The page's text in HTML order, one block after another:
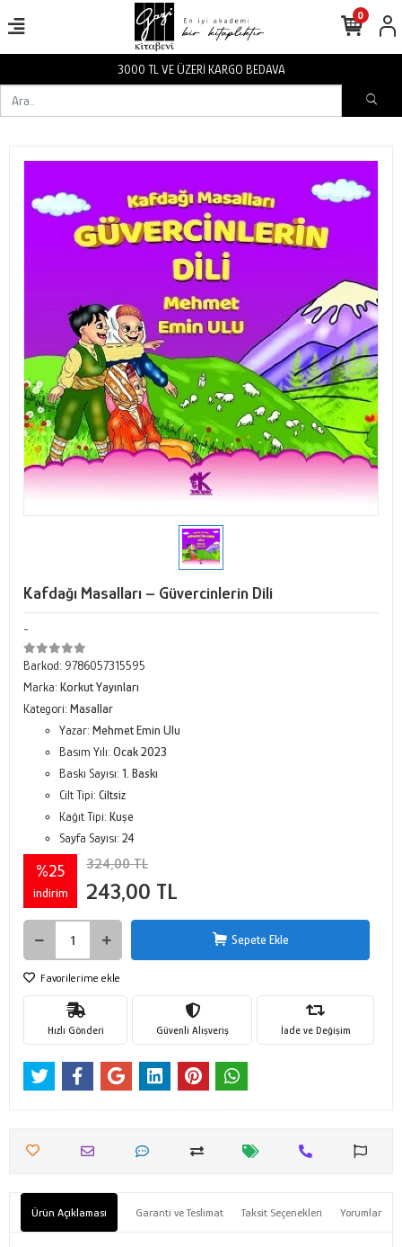
3000 TL VE ÜZERİ KARGO
0
Kafdağı Masalları – Güvercinlerin Dili
-
Barkod: 9786057315595
Marka: Korkut Yayınları
Kategori: Masallar
Yazar: Mehmet Emin Ulu
Basım Yılı: Ocak 2023
Baskı Sayısı: 1. Baskı
Cilt Tipi: Ciltsiz
Kağıt Tipi: Kuşe
Sayfa Sayısı: 24
%25
indirim
324,00 TL
243,00 TL
Sepete Ekle
Favorilerime ekle
Hızlı Gönderi Güvenli Alışveriş İade ve Değişim
Ürün Açıklaması Garanti ve Teslimat Taksit Seçenekleri Yorumlar